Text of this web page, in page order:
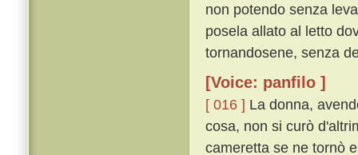
non potendo senza
posela allato al letto
tornandosene, senza
[Voice: panfilo ]
[ 016 ] La donna,
cosa, non si curò
cameretta se ne tornò